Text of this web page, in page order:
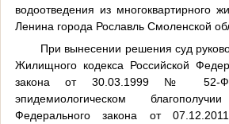
водоотведения из многоквартирного
Ленина города Рославль Смоленской
При вынесении решения суд
Жилищного кодекса Российской
закона от 30.03.1999 № 52-
эпидемиологическом
Федерального закона от